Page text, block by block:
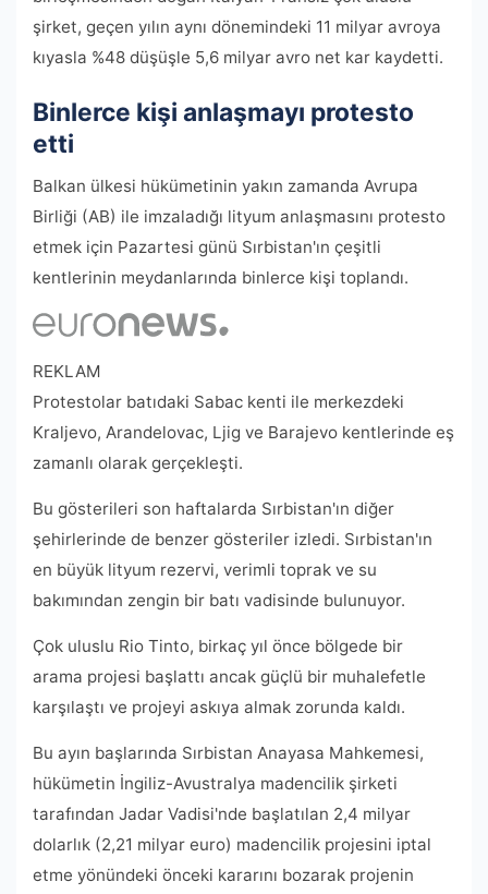
şirket, geçen yılın aynı dönemindeki 11 milyar avroya
kıyasla %48 düşüşle 5,6 milyar avro net kar kaydetti.
Binlerce kişi anlaşmayı protesto
etti
Balkan ülkesi hükümetinin yakın zamanda Avrupa
Birliği (AB) ile imzaladığı lityum anlaşmasını protesto
etmek için Pazartesi günü Sırbistan'ın çeşitli
kentlerinin meydanlarında binlerce kişi toplandı.
REKLAM
Protestolar batıdaki Sabac kenti ile merkezdeki
Kraljevo, Arandelovac, Ljig ve Barajevo kentlerinde eş
zamanlı olarak gerçekleşti.
Bu gösterileri son haftalarda Sırbistan'ın diğer
şehirlerinde de benzer gösteriler izledi. Sırbistan'ın
en büyük lityum rezervi, verimli toprak ve su
bakımından zengin bir batı vadisinde bulunuyor.
Çok uluslu Rio Tinto, birkaç yıl önce bölgede bir
arama projesi başlattı ancak güçlü bir muhalefetle
karşılaştı ve projeyi askıya almak zorunda kaldı.
Bu ayın başlarında Sırbistan Anayasa Mahkemesi,
hükümetin İngiliz-Avustralya madencilik şirketi
tarafından Jadar Vadisi'nde başlatılan 2,4 milyar
dolarlık (2,21 milyar euro) madencilik projesini iptal
etme yönündeki önceki kararını bozarak projenin